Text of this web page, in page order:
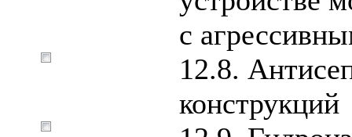
с
12.8.
конструкций